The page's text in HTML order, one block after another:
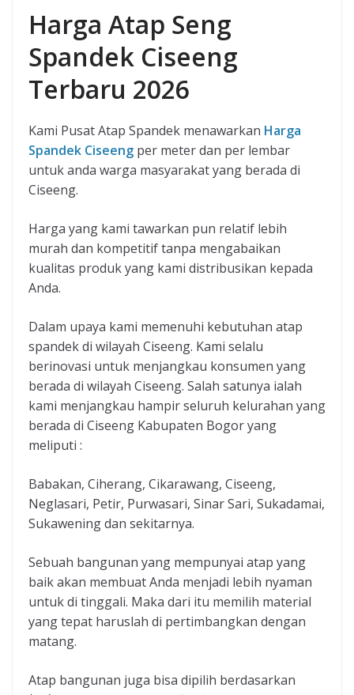
Harga Atap Seng
Spandek Ciseeng
Terbaru 2026
Kami Pusat Atap Spandek menawarkan Harga
Spandek Ciseeng per meter dan per lembar
untuk anda warga masyarakat yang berada di
Ciseeng.
Harga yang kami tawarkan pun relatif lebih
murah dan kompetitif tanpa mengabaikan
kualitas produk yang kami distribusikan kepada
Anda.
Dalam upaya kami memenuhi kebutuhan atap
spandek di wilayah Ciseeng. Kami selalu
berinovasi untuk menjangkau konsumen yang
berada di wilayah Ciseeng. Salah satunya ialah
kami menjangkau hampir seluruh kelurahan yang
berada di Ciseeng Kabupaten Bogor yang
meliputi :
Babakan, Ciherang, Cikarawang, Ciseeng,
Neglasari, Petir, Purwasari, Sinar Sari, Sukadamai,
Sukawening dan sekitarnya.
Sebuah bangunan yang mempunyai atap yang
baik akan membuat Anda menjadi lebih nyaman
untuk di tinggali. Maka dari itu memilih material
yang tepat haruslah di pertimbangkan dengan
matang.
Atap bangunan juga bisa dipilih berdasarkan